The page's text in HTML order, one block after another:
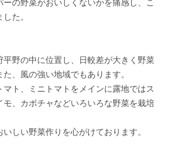
ーの野菜がおいしくないかを痛感し、こ
た。
野の中に位置し、日較差が大きく野菜
、風の強い地域でもあります。
ト、ミニトマトをメインに露地ではス
モ、カボチャなどいろいろな野菜を栽培
しい野菜作りを心がけております。